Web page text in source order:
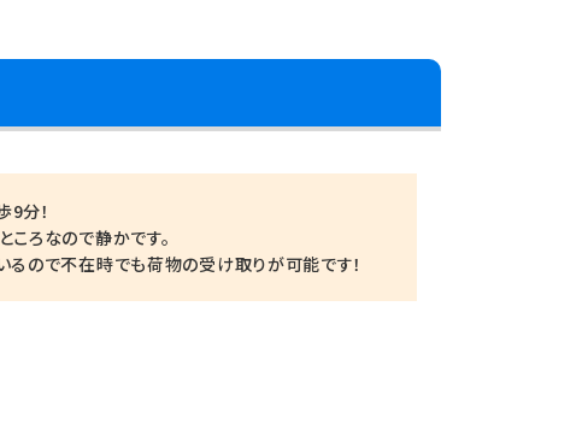
分！
ろなので静かです。
ので不在時でも荷物の受け取りが可能です！